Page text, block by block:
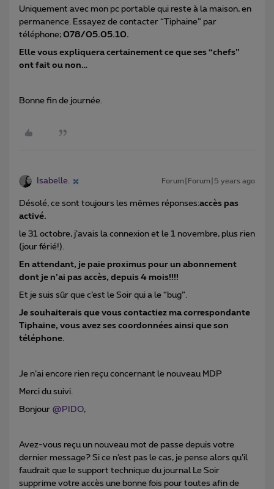
Uniquement avec mon pc portable qui reste à la maison, en
permanence. Essayez de contacter “Tiphaine” par
téléphone; 078/05.05.10.
Elle vous expliquera certainement ce que ses “chefs”
ont fait ou non…
Bonne fin de journée.
Isabelle. Forum|Forum|5 years ago
Désolé, ce sont toujours les mêmes réponses:accès pas
activé.
le 31 octobre, j’avais la connexion et le 1 novembre, plus rien
(jour férié!).
En attendant, je paie proximus pour un abonnement
dont je n’ai pas accès, depuis 4 mois!!!!
Et je suis sûr que c’est le Soir qui a le “bug”.
Je souhaiterais que vous contactiez ma correspondante
Tiphaine, vous avez ses coordonnées ainsi que son
téléphone.
Je n’ai encore rien reçu concernant le nouveau MDP
Merci du suivi.
Bonjour @PIDO,
Avez-vous reçu un nouveau mot de passe depuis votre
dernier message? Si ce n’est pas le cas, je pense alors qu’il
faudrait que le support technique du journal Le Soir
supprime votre accès une bonne fois pour toutes afin de